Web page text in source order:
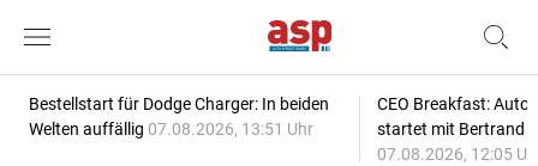
Bestellstart für Dodge Charger: In beiden
Welten auffällig 07.08.2026, 13:51 Uhr
CEO Breakfast:
startet mit Bertrand
07.08.2026, 12:05